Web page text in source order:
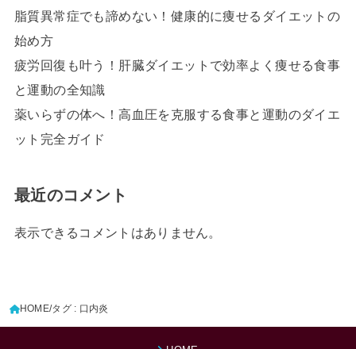
脂質異常症でも諦めない！健康的に痩せるダイエットの
始め方
疲労回復も叶う！肝臓ダイエットで効率よく痩せる食事
と運動の全知識
薬いらずの体へ！高血圧を克服する食事と運動のダイエ
ット完全ガイド
最近のコメント
表示できるコメントはありません。
HOME タグ : 口内炎